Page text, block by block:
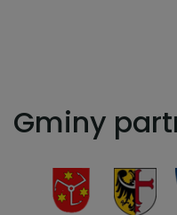
Gminy